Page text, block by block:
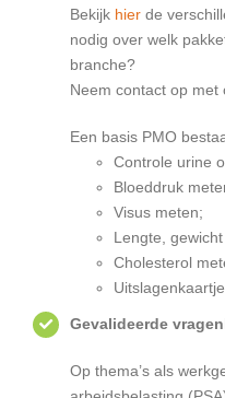
Bekijk hierde
nodig over welk
branche?
Neem contact op met
Een basis PMO
Controle urine
Bloeddruk
Visus meten;
Lengte,
Cholesterol
Uitslagenkaartje.
Gevalideerde
Op thema’s als